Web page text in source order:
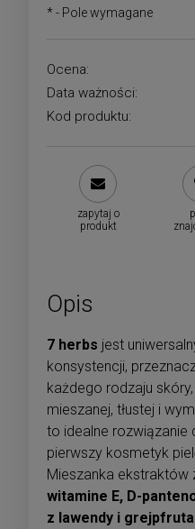
* - Pole wymagane
Ocena:
Data ważności:
Kod produktu:
zapytaj o
produkt
Opis
7 herbs jest
konsystencji,
każdego rodzaju
mieszanej, tłustej i
to idealne rozwiązanie
pierwszy kosmetyk
Mieszanka ekstraktów
witamine E, D-
z lawendy i grejpfruta